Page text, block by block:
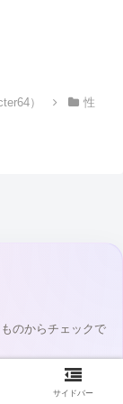
）
性
のからチェックで
サイドバー